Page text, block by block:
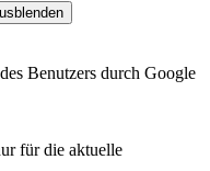
Benutzers durch Google
für die aktuelle